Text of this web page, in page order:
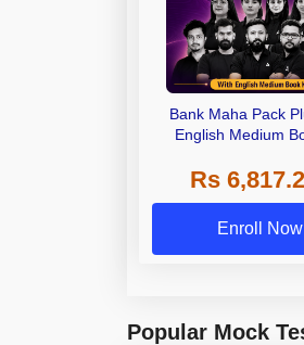
Bank Maha Pack
English Medium
Rs
Enroll Now
Popular Mock